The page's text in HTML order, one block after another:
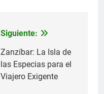
Siguiente:
Zanzíbar: La Isla de
las Especias para el
Viajero Exigente